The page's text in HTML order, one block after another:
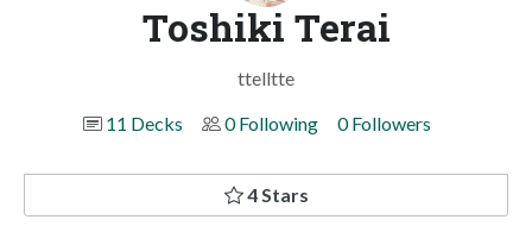
Toshiki Terai
ttelltte
11 Decks
0 Following 0 Followers
4 Stars